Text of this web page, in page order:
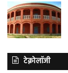
टेक्नोलॉजी